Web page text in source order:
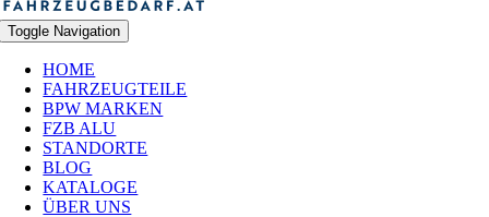
Toggle Navigation
HOME
FAHRZEUGTEILE
BPW MARKEN
FZB ALU
STANDORTE
BLOG
KATALOGE
ÜBER UNS